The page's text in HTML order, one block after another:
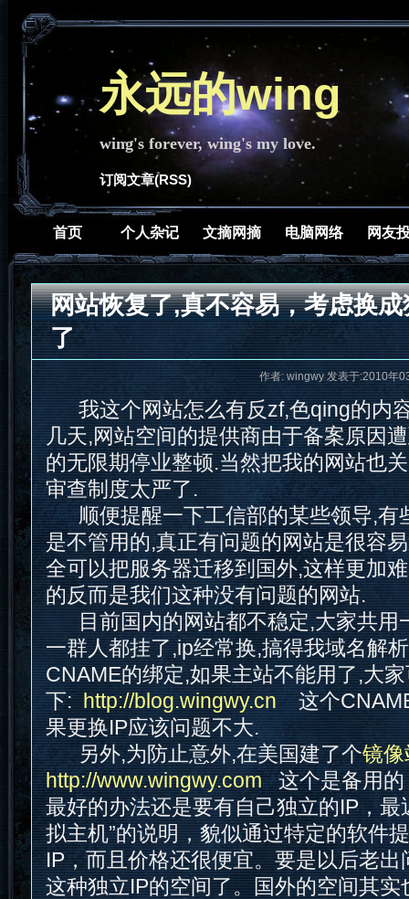
永远的wing
wing's forever, wing's my love.
订阅文章(RSS)
首页 个人杂记 文摘网摘 电脑网络 网友
网站恢复了,真不容易，考虑换
了
作者: wingwy 发表于:2010年
我这个网站怎么有反zf,色qing的内
几天,网站空间的提供商由于备案原因
的无限期停业整顿.当然把我的网站也
审查制度太严了.
顺便提醒一下工信部的某些领导,有
是不管用的,真正有问题的网站是很容
全可以把服务器迁移到国外,这样更加
的反而是我们这种没有问题的网站.
目前国内的网站都不稳定,大家共用
一群人都挂了,ip经常换,搞得我域名解
CNAME的绑定,如果主站不能用了,大
下: http://blog.wingwy.cn这个
果更换IP应该问题不大.
另外,为防止意外,在美国建了个镜
http://www.wingwy.com这个是备用的
最好的办法还是要有自己独立的IP，最
拟主机”的说明，貌似通过特定的软件
IP，而且价格还很便宜。要是以后老
这种独立IP的空间了。国外的空间其